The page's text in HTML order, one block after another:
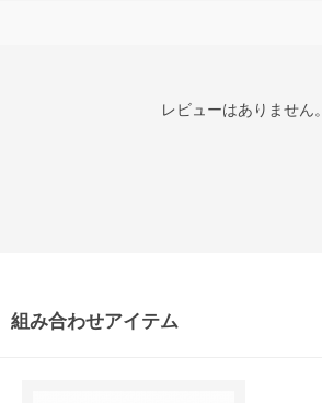
レビューはありません。
組み合わせアイテム